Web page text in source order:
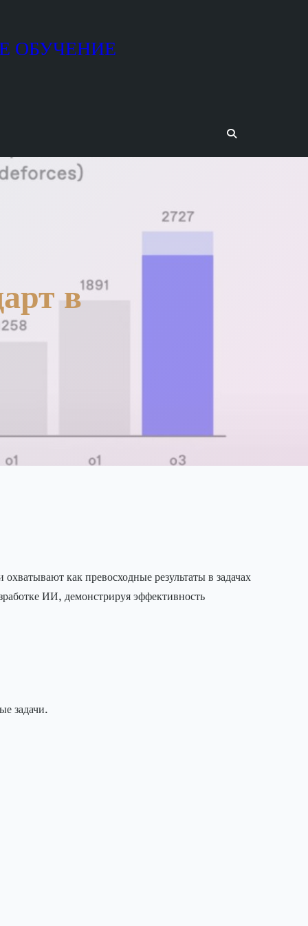
ОБУЧЕНИЕ
в
как превосходные результаты в задачах
ИИ, демонстрируя эффективность
задачи.